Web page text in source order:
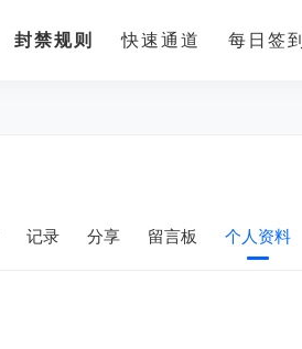
封禁规则 快速通道 每日签到
记录 分享 留言板 个人资料